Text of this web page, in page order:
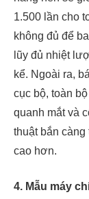
1.500 lần cho
không đủ để
lũy đủ nhiệt
kể. Ngoài ra,
cục bộ, toàn
quanh mắt và
thuật bắn
cao hơn.
4. Mẫu máy